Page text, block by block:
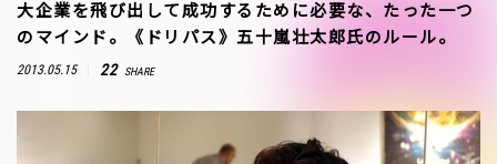
大企業を飛び出して成功するために必要な、たった一つ
のマインド。《ドリパス》五十嵐壮太郎氏のルール。
2013.05.15 22 SHARE